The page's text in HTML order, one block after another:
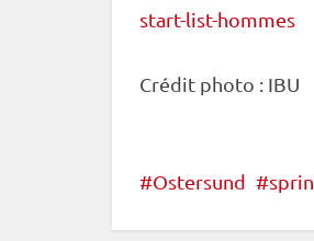
start-list-hommes
Crédit photo : IBU
Ostersund